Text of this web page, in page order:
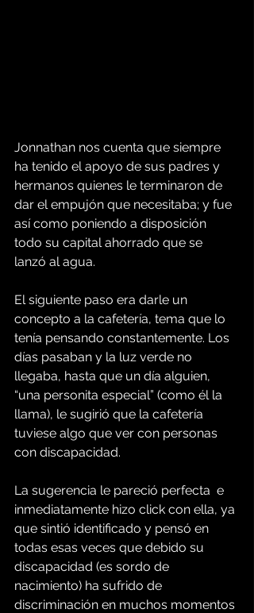
Jonnathan nos cuenta que siempre
ha tenido el apoyo de sus padres y
hermanos quienes le terminaron de
dar el empujón que necesitaba; y fue
así como poniendo a disposición
todo su capital ahorrado que se
lanzó al agua.
El siguiente paso era darle un
concepto a la cafetería, tema que lo
tenía pensando constantemente. Los
días pasaban y la luz verde no
llegaba, hasta que un día alguien,
“una personita especial” (como él la
llama), le sugirió que la cafetería
tuviese algo que ver con personas
con discapacidad.
La sugerencia le pareció perfecta  e
inmediatamente hizo click con ella, ya
que sintió identificado y pensó en
todas esas veces que debido su
discapacidad (es sordo de
nacimiento) ha sufrido de
discriminación en muchos momentos